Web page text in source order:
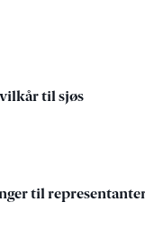
til sjøs
til